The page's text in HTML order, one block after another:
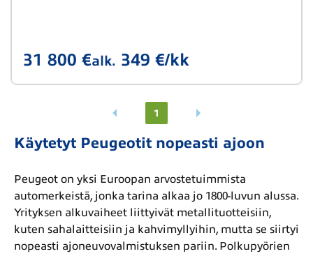
31 800 €alk. 349 €/kk
1
Käytetyt Peugeotit nopeasti ajoon
Peugeot on yksi Euroopan arvostetuimmista
automerkeistä, jonka tarina alkaa jo 1800-luvun alussa.
Yrityksen alkuvaiheet liittyivät metallituotteisiin,
kuten sahalaitteisiin ja kahvimyllyihin, mutta se siirtyi
nopeasti ajoneuvovalmistuksen pariin. Polkupyörien